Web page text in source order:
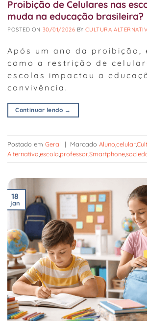
Proibição de Celulares nas
muda na educação brasileira?
POSTED ON 30/01/2026 BYCULTURA
Após um ano da proibição,
como a restrição de
escolas impactou a
convivência.
Continuar lendo →
Postado em Geral | Marcado Alunocelular
Alternativaescola professorSmartphone
18
jan